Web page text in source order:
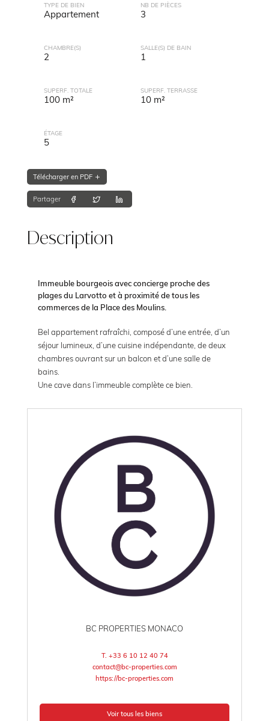
TYPE DE BIEN
Appartement
NB DE PIÈCES
3
CHAMBRE(S)
2
SALLE(S) DE BAIN
1
SUPERF. TOTALE
100 m²
SUPERF. TERRASSE
10 m²
ÉTAGE
5
Télécharger en PDF
Partager
Description
Immeuble bourgeois avec concierge proche des
plages du Larvotto et à proximité de tous les
commerces de la Place des Moulins.
Bel appartement rafraîchi, composé d’une entrée, d’un
séjour lumineux, d’une cuisine indépendante, de deux
chambres ouvrant sur un balcon et d’une salle de
bains.
Une cave dans l’immeuble complète ce bien.
BC PROPERTIES MONACO
T. +33 6 10 12 40 74
contact@bc-properties.com
https://bc-properties.com
Voir tous les biens